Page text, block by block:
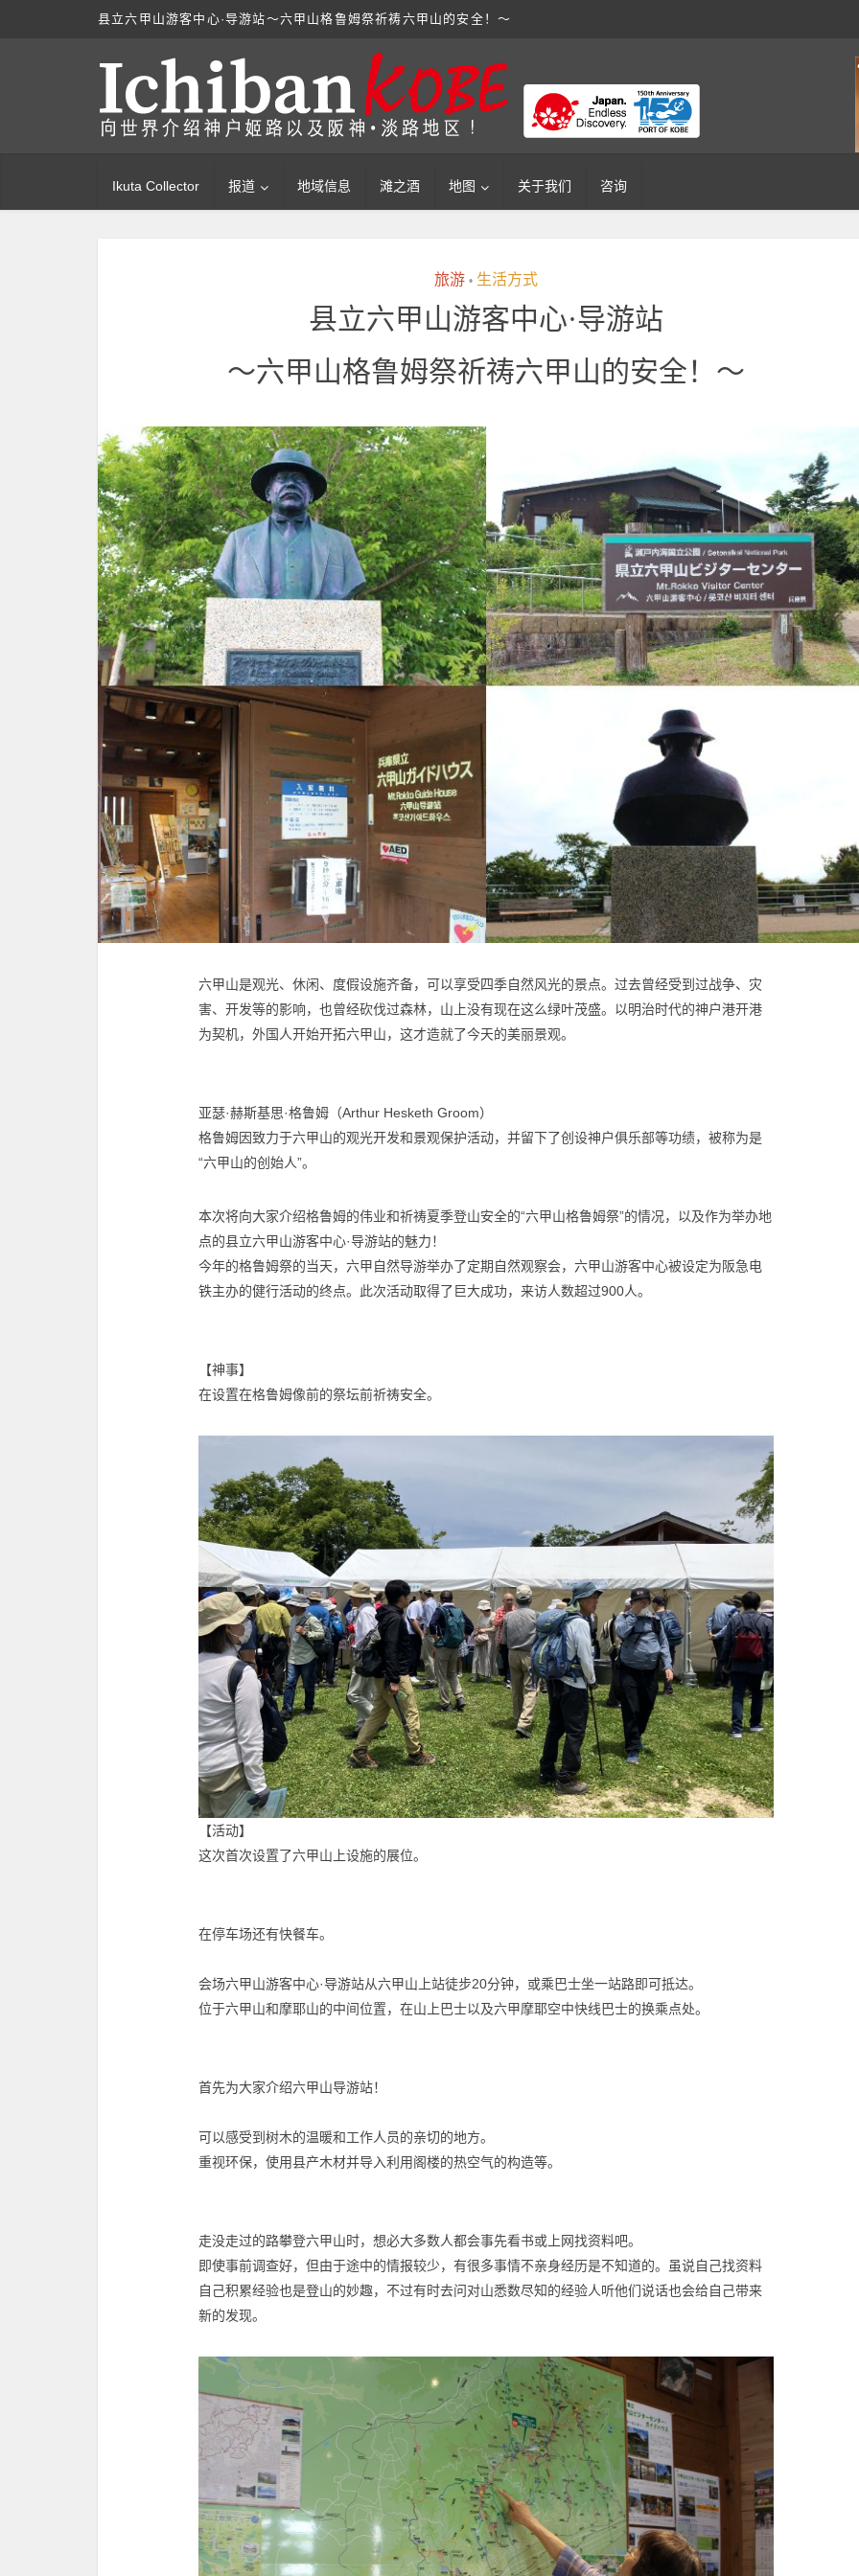
县立六甲山游客中心·导游站～六甲山格鲁姆祭祈祷六甲山的安全！～
Ikuta Collector 报道 地域信息 滩之酒 地图 关于我们 咨询
旅游 • 生活方式
县立六甲山游客中心·导游站
～六甲山格鲁姆祭祈祷六甲山的安全！～
六甲山是观光、休闲、度假设施齐备，可以享受四季自然风光的景点。过去曾经受到过战争、灾
害、开发等的影响，也曾经砍伐过森林，山上没有现在这么绿叶茂盛。以明治时代的神户港开港
为契机，外国人开始开拓六甲山，这才造就了今天的美丽景观。
亚瑟·赫斯基思·格鲁姆（Arthur Hesketh Groom）
格鲁姆因致力于六甲山的观光开发和景观保护活动，并留下了创设神户俱乐部等功绩，被称为是
“六甲山的创始人”。
本次将向大家介绍格鲁姆的伟业和祈祷夏季登山安全的“六甲山格鲁姆祭”的情况，以及作为举办地
点的县立六甲山游客中心·导游站的魅力！
今年的格鲁姆祭的当天，六甲自然导游举办了定期自然观察会，六甲山游客中心被设定为阪急电
铁主办的健行活动的终点。此次活动取得了巨大成功，来访人数超过900人。
【神事】
在设置在格鲁姆像前的祭坛前祈祷安全。
【活动】
这次首次设置了六甲山上设施的展位。
在停车场还有快餐车。
会场六甲山游客中心·导游站从六甲山上站徒步20分钟，或乘巴士坐一站路即可抵达。
位于六甲山和摩耶山的中间位置，在山上巴士以及六甲摩耶空中快线巴士的换乘点处。
首先为大家介绍六甲山导游站！
可以感受到树木的温暖和工作人员的亲切的地方。
重视环保，使用县产木材并导入利用阁楼的热空气的构造等。
走没走过的路攀登六甲山时，想必大多数人都会事先看书或上网找资料吧。
即使事前调查好，但由于途中的情报较少，有很多事情不亲身经历是不知道的。虽说自己找资料
自己积累经验也是登山的妙趣，不过有时去问对山悉数尽知的经验人听他们说话也会给自己带来
新的发现。